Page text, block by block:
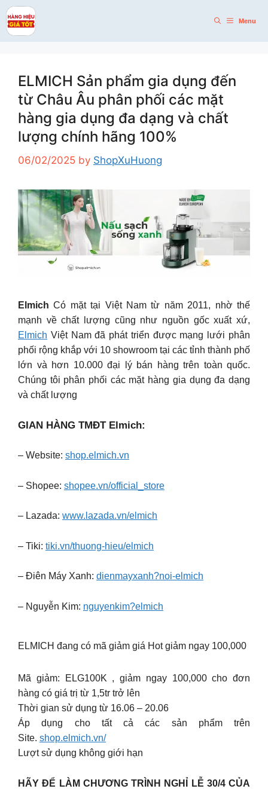
Skip
to
content
Menu
ELMICH Sản phẩm gia dụng đến
từ Châu Âu phân phối các mặt
hàng gia dụng đa dạng và chất
lượng chính hãng 100%
06/02/2025 by ShopXuHuong
ElmichCó mặt tại Việt Nam từ năm 2011, nhờ thế
mạnh về chất lượng cũng như nguồn gốc xuất xứ,
Elmich Việt Nam đã phát triển được mạng lưới phân
phối rộng khắp với 10 showroom tại các tỉnh thành phố
lớn và hơn 10.000 đại lý bán hàng trên toàn quốc.
Chúng tôi phân phối các mặt hàng gia dụng đa dạng
và chất lượng
GIAN HÀNG TMĐT Elmich:
– Website: shop.elmich.vn
– Shopee: shopee.vn/official_store
– Lazada: www.lazada.vn/elmich
– Tiki: tiki.vn/thuong-hieu/elmich
– Điên Máy Xanh: dienmayxanh?noi-elmich
– Nguyễn Kim: nguyenkim?elmich
ELMICH đang có mã giảm giá Hot giảm ngay 100,000
Mã giảm: ELG100K , giảm ngay 100,000 cho đơn
hàng có giá trị từ 1,5tr trở lên
Thời gian sử dụng từ 16.06 – 20.06
Áp dụng cho tất cả các sản phẩm trên
Site. shop.elmich.vn/
Lượt sử dụng không giới hạn
HÃY ĐỂ LÀM CHƯƠNG TRÌNH NGHỈ LỄ 30/4 CỦA